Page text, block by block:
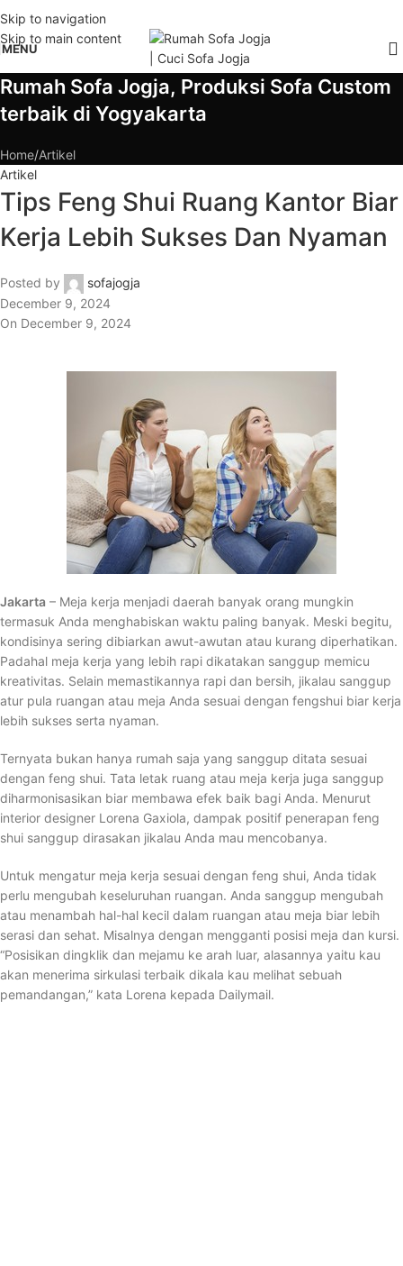
Skip to navigation
Skip to main content
MENU
Rumah Sofa Jogja, Produksi Sofa Custom
terbaik di Yogyakarta
Home Artikel
Artikel
Tips Feng Shui Ruang Kantor Biar
Kerja Lebih Sukses Dan Nyaman
Posted by
sofajogja
December 9, 2024
On December 9, 2024
Jakarta – Meja kerja menjadi daerah banyak orang mungkin
termasuk Anda menghabiskan waktu paling banyak. Meski begitu,
kondisinya sering dibiarkan awut-awutan atau kurang diperhatikan.
Padahal meja kerja yang lebih rapi dikatakan sanggup memicu
kreativitas. Selain memastikannya rapi dan bersih, jikalau sanggup
atur pula ruangan atau meja Anda sesuai dengan fengshui biar kerja
lebih sukses serta nyaman.
Ternyata bukan hanya rumah saja yang sanggup ditata sesuai
dengan feng shui. Tata letak ruang atau meja kerja juga sanggup
diharmonisasikan biar membawa efek baik bagi Anda. Menurut
interior designer Lorena Gaxiola, dampak positif penerapan feng
shui sanggup dirasakan jikalau Anda mau mencobanya.
Untuk mengatur meja kerja sesuai dengan feng shui, Anda tidak
perlu mengubah keseluruhan ruangan. Anda sanggup mengubah
atau menambah hal-hal kecil dalam ruangan atau meja biar lebih
serasi dan sehat. Misalnya dengan mengganti posisi meja dan kursi.
“Posisikan dingklik dan mejamu ke arah luar, alasannya yaitu kau
akan menerima sirkulasi terbaik dikala kau melihat sebuah
pemandangan,” kata Lorena kepada Dailymail.